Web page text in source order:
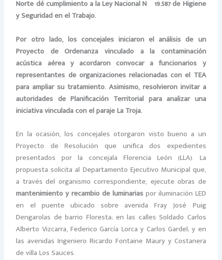
Norte dé cumplimiento a la Ley Nacional Nº 19.587 de Higiene
y Seguridad en el Trabajo.
Por otro lado, los concejales iniciaron el análisis de un
Proyecto de Ordenanza vinculado a la contaminación
acústica aérea y acordaron convocar a funcionarios y
representantes de organizaciones relacionadas con el TEA
para ampliar su tratamiento. Asimismo, resolvieron invitar a
autoridades de Planificación Territorial para analizar una
iniciativa vinculada con el paraje La Troja.
En la ocasión, los concejales otorgaron visto bueno a un
Proyecto de Resolución que unifica dos expedientes
presentados por la concejala Florencia León (LLA). La
propuesta solicita al Departamento Ejecutivo Municipal que,
a través del organismo correspondiente, ejecute obras de
mantenimiento y recambio de luminariaspor iluminación LED
en el puente ubicado sobre avenida Fray José Puig
Dengarolas de barrio Floresta; en las calles Soldado Carlos
Alberto Vizcarra, Federico García Lorca y Carlos Gardel; y en
las avenidas Ingeniero Ricardo Fontaine Maury y Costanera
de villa Los Sauces.